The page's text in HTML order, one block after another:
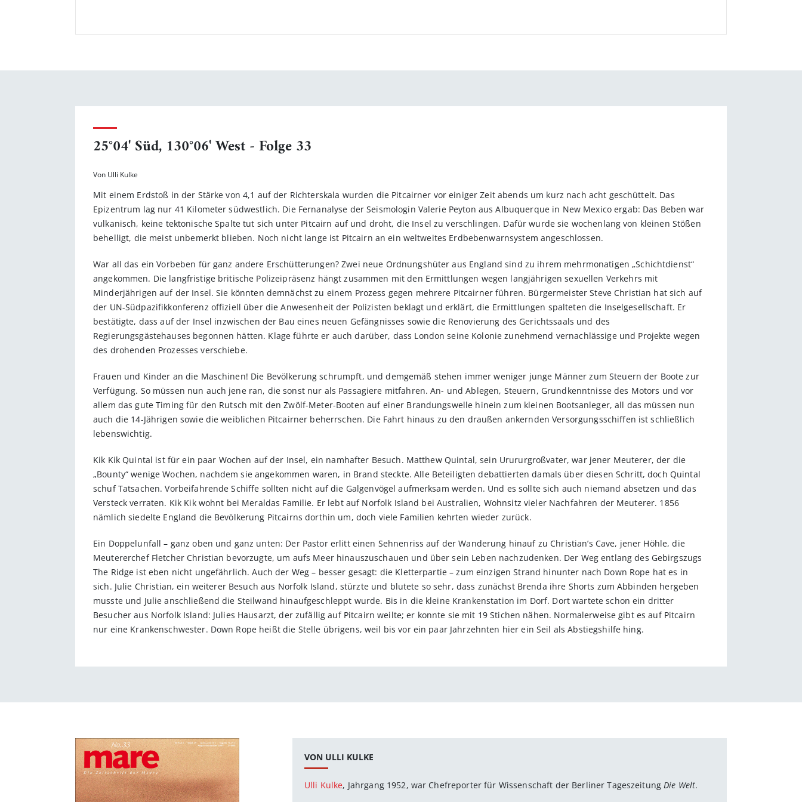
25°04' Süd, 130°06' West - Folge 33
Von Ulli Kulke
Mit einem Erdstoß in der Stärke von 4,1 auf der Richterskala wurden die Pitcairner vor einiger Zeit abends um kurz nach acht geschüttelt. Das
Epizentrum lag nur 41 Kilometer südwestlich. Die Fernanalyse der Seismologin Valerie Peyton aus Albuquerque in New Mexico ergab: Das Beben war
vulkanisch, keine tektonische Spalte tut sich unter Pitcairn auf und droht, die Insel zu verschlingen. Dafür wurde sie wochenlang von kleinen Stößen
behelligt, die meist unbemerkt blieben. Noch nicht lange ist Pitcairn an ein weltweites Erdbebenwarnsystem angeschlossen.
War all das ein Vorbeben für ganz andere Erschütterungen? Zwei neue Ordnungshüter aus England sind zu ihrem mehrmonatigen „Schichtdienst“
angekommen. Die langfristige britische Polizeipräsenz hängt zusammen mit den Ermittlungen wegen langjährigen sexuellen Verkehrs mit
Minderjährigen auf der Insel. Sie könnten demnächst zu einem Prozess gegen mehrere Pitcairner führen. Bürgermeister Steve Christian hat sich auf
der UN-Südpazifikkonferenz offiziell über die Anwesenheit der Polizisten beklagt und erklärt, die Ermittlungen spalteten die Inselgesellschaft. Er
bestätigte, dass auf der Insel inzwischen der Bau eines neuen Gefängnisses sowie die Renovierung des Gerichtssaals und des
Regierungsgästehauses begonnen hätten. Klage führte er auch darüber, dass London seine Kolonie zunehmend vernachlässige und Projekte wegen
des drohenden Prozesses verschiebe.
Frauen und Kinder an die Maschinen! Die Bevölkerung schrumpft, und demgemäß stehen immer weniger junge Männer zum Steuern der Boote zur
Verfügung. So müssen nun auch jene ran, die sonst nur als Passagiere mitfahren. An- und Ablegen, Steuern, Grundkenntnisse des Motors und vor
allem das gute Timing für den Rutsch mit den Zwölf-Meter-Booten auf einer Brandungswelle hinein zum kleinen Bootsanleger, all das müssen nun
auch die 14-Jährigen sowie die weiblichen Pitcairner beherrschen. Die Fahrt hinaus zu den draußen ankernden Versorgungsschiffen ist schließlich
lebenswichtig.
Kik Kik Quintal ist für ein paar Wochen auf der Insel, ein namhafter Besuch. Matthew Quintal, sein Urururgroßvater, war jener Meuterer, der die
„Bounty“ wenige Wochen, nachdem sie angekommen waren, in Brand steckte. Alle Beteiligten debattierten damals über diesen Schritt, doch Quintal
schuf Tatsachen. Vorbeifahrende Schiffe sollten nicht auf die Galgenvögel aufmerksam werden. Und es sollte sich auch niemand absetzen und das
Versteck verraten. Kik Kik wohnt bei Meraldas Familie. Er lebt auf Norfolk Island bei Australien, Wohnsitz vieler Nachfahren der Meuterer. 1856
nämlich siedelte England die Bevölkerung Pitcairns dorthin um, doch viele Familien kehrten wieder zurück.
Ein Doppelunfall – ganz oben und ganz unten: Der Pastor erlitt einen Sehnenriss auf der Wanderung hinauf zu Christian’s Cave, jener Höhle, die
Meutererchef Fletcher Christian bevorzugte, um aufs Meer hinauszuschauen und über sein Leben nachzudenken. Der Weg entlang des Gebirgszugs
The Ridge ist eben nicht ungefährlich. Auch der Weg – besser gesagt: die Kletterpartie – zum einzigen Strand hinunter nach Down Rope hat es in
sich. Julie Christian, ein weiterer Besuch aus Norfolk Island, stürzte und blutete so sehr, dass zunächst Brenda ihre Shorts zum Abbinden hergeben
musste und Julie anschließend die Steilwand hinaufgeschleppt wurde. Bis in die kleine Krankenstation im Dorf. Dort wartete schon ein dritter
Besucher aus Norfolk Island: Julies Hausarzt, der zufällig auf Pitcairn weilte; er konnte sie mit 19 Stichen nähen. Normalerweise gibt es auf Pitcairn
nur eine Krankenschwester. Down Rope heißt die Stelle übrigens, weil bis vor ein paar Jahrzehnten hier ein Seil als Abstiegshilfe hing.
VON ULLI KULKE
Ulli Kulke, Jahrgang 1952, war Chefreporter für Wissenschaft der Berliner TageszeitungDie Welt.